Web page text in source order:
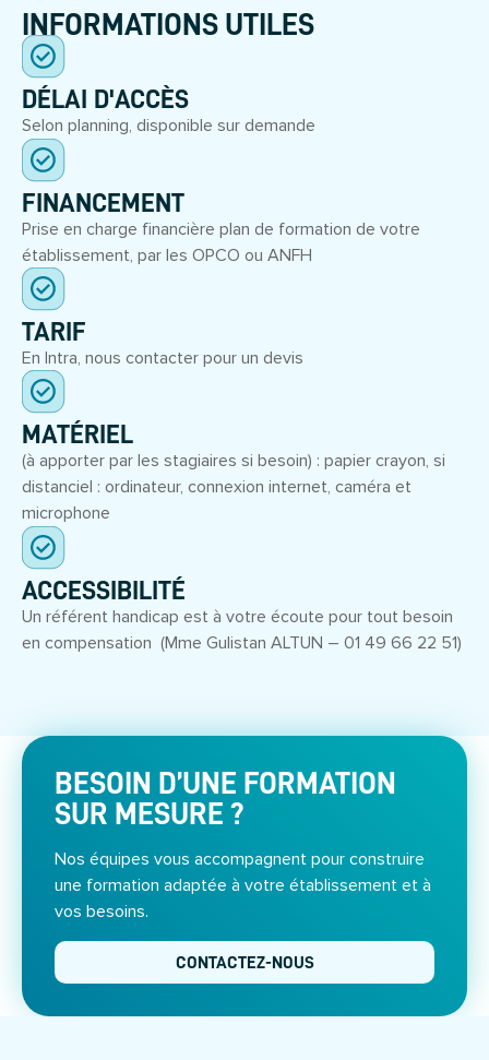
INFORMATIONS UTILES
DÉLAI D'ACCÈS
Selon planning, disponible sur demande
FINANCEMENT
Prise en charge financière plan de formation de votre
établissement, par les OPCO ou ANFH
TARIF
En Intra, nous contacter pour un devis
MATÉRIEL
(à apporter par les stagiaires si besoin) : papier crayon, si
distanciel : ordinateur, connexion internet, caméra et
microphone
ACCESSIBILITÉ
Un référent handicap est à votre écoute pour tout besoin
en compensation (Mme Gulistan ALTUN – 01 49 66 22 51)
BESOIN D’UNE FORMATION
SUR MESURE ?
Nos équipes vous accompagnent pour construire
une formation adaptée à votre établissement et à
vos besoins.
CONTACTEZ-NOUS